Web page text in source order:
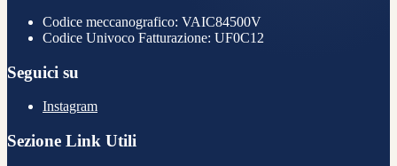
Codice meccanografico: VAIC84500V
Codice Univoco Fatturazione: UF0C12
Seguici su
Instagram
Sezione Link Utili